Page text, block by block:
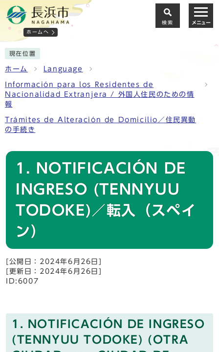
ホームへ
検索 メニュー
現在位置
ホーム Language
Información para los Residentes de
Nacionalidad Extranjera / 外国人住民のための情
報
Trámites de Alteración de Domicilio／住民異動
の手続き
1. NOTIFICACIÓN DE
INGRESO (TENNYUU
TODOKE)／転入（スペイ
ン）
[公開日：2024年6月26日]
[更新日：2024年6月26日]
ID:6007
1. NOTIFICACIÓN DE INGRESO
(TENNYUU TODOKE) (OTRA